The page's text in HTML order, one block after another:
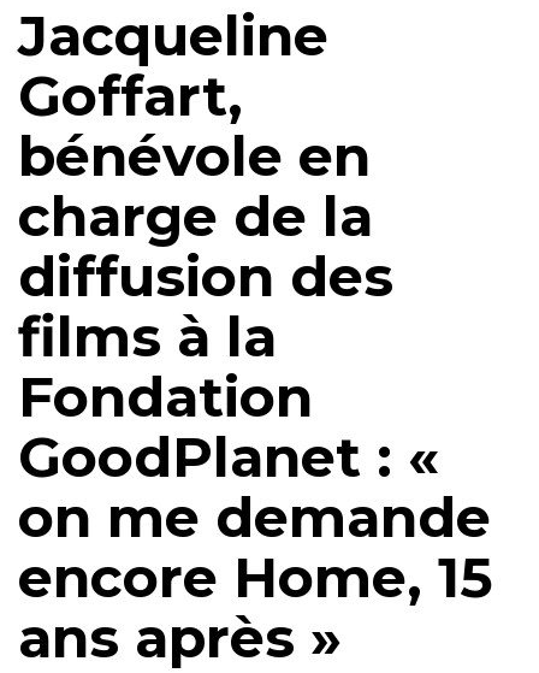
Jacqueline
Goffart,
bénévole en
charge de la
diffusion des
films à la
Fondation
GoodPlanet : «
on me demande
encore Home, 15
ans après »